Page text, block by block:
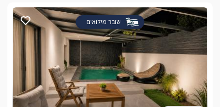
שובר מילואים